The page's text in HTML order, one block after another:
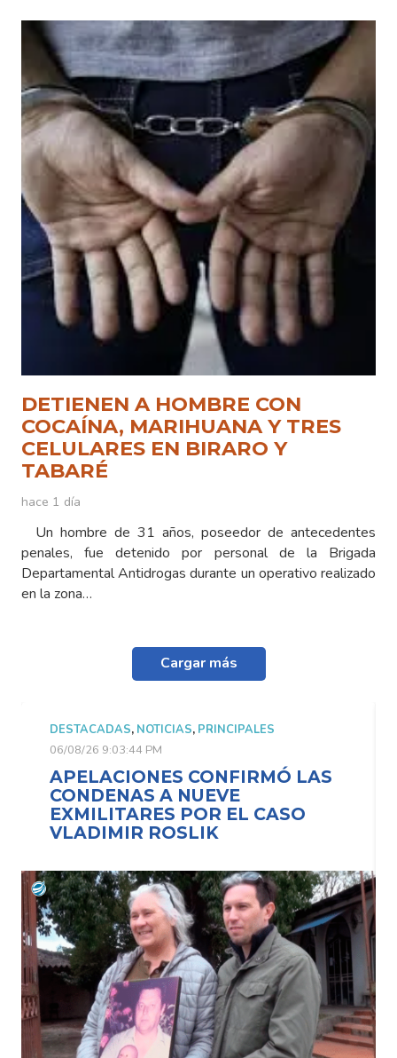
DETIENEN A HOMBRE CON
COCAÍNA, MARIHUANA Y TRES
CELULARES EN BIRARO Y
TABARÉ
hace 1 día
Un hombre de 31 años, poseedor de antecedentes
penales, fue detenido por personal de la Brigada
Departamental Antidrogas durante un operativo realizado
en la zona…
Cargar más
DESTACADAS,NOTICIAS,PRINCIPALES
06/08/26 9:03:44 PM
APELACIONES CONFIRMÓ LAS
CONDENAS A NUEVE
EXMILITARES POR EL CASO
VLADIMIR ROSLIK